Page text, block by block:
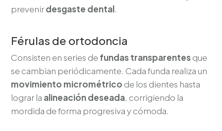
prevenirdesgaste dental.
Férulas de ortodoncia
Consisten en series defundas transparentesque
se cambian periódicamente. Cada funda realiza un
movimiento micrométrico de los dientes hasta
lograr la alineación deseada, corrigiendo la
mordida de forma progresiva y cómoda.